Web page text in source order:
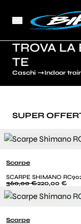
TROVA LA
TE
Caschi Indoor
SUPER
Scarpe
SCARPE SHIMANO
360,00 €220,00 €
Scarpe